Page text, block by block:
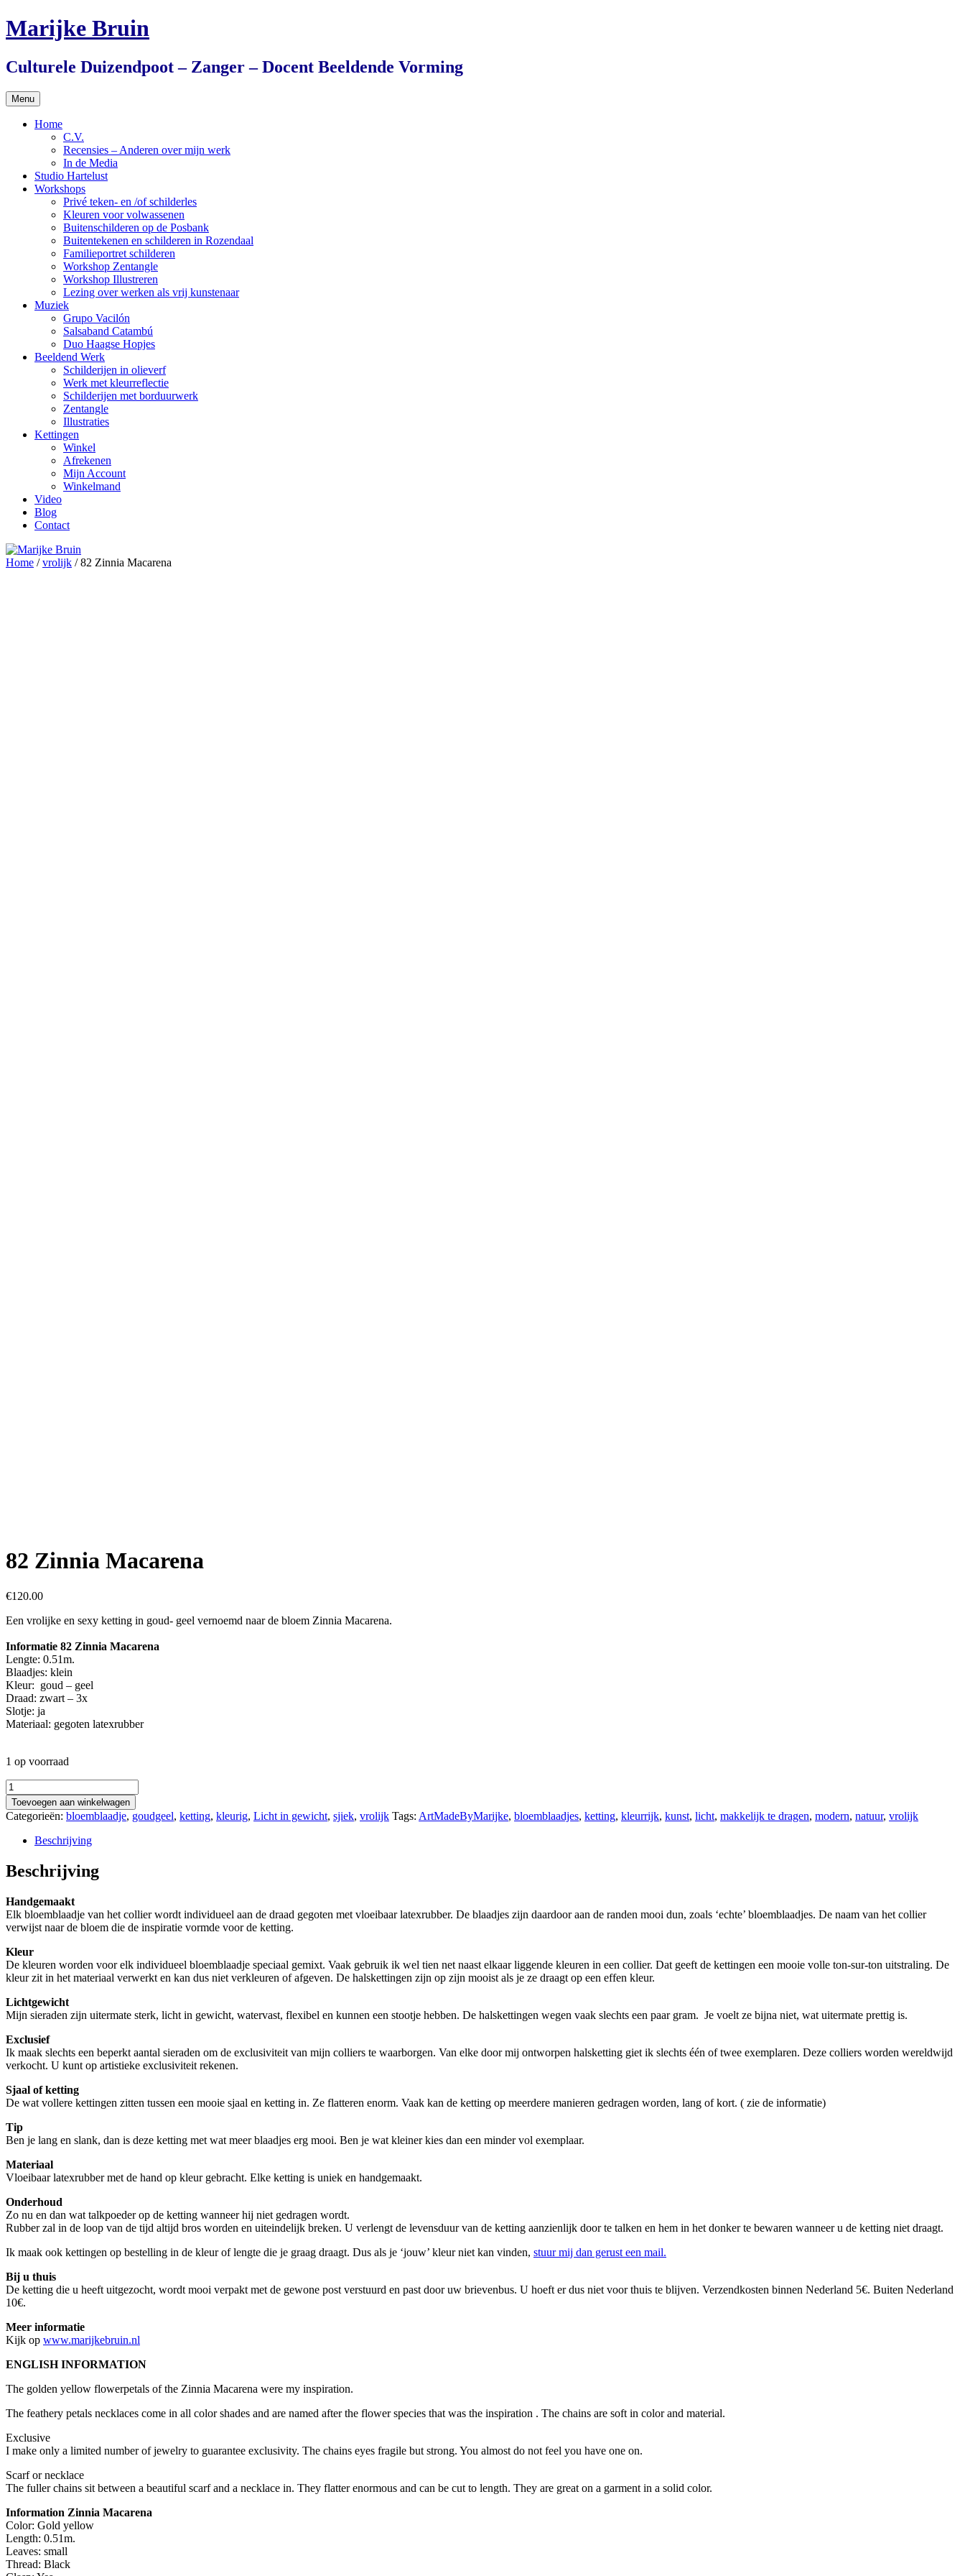
Ga
naar
inhoud
Marijke Bruin
Culturele Duizendpoot – Zanger – Docent Beeldende Vorming
Menu
Home
C.V.
Recensies – Anderen over mijn werk
In de Media
Studio Hartelust
Workshops
Privé teken- en /of schilderles
Kleuren voor volwassenen
Buitenschilderen op de Posbank
Buitentekenen en schilderen in Rozendaal
Familieportret schilderen
Workshop Zentangle
Workshop Illustreren
Lezing over werken als vrij kunstenaar
Muziek
Grupo Vacilón
Salsaband Catambú
Duo Haagse Hopjes
Beeldend Werk
Schilderijen in olieverf
Werk met kleurreflectie
Schilderijen met borduurwerk
Zentangle
Illustraties
Kettingen
Winkel
Afrekenen
Mijn Account
Winkelmand
Video
Blog
Contact
Home /vrolijk / 82 Zinnia Macarena
82 Zinnia Macarena
€120.00
Een vrolijke en sexy ketting in goud- geel vernoemd naar de bloem Zinnia Macarena.
Informatie 82 Zinnia Macarena
Lengte: 0.51m.
Blaadjes: klein
Kleur: goud – geel
Draad: zwart – 3x
Slotje: ja
Materiaal: gegoten latexrubber
1 op voorraad
82
Zinnia
Macarena
aantal
Toevoegen aan winkelwagen
Categorieën: bloemblaadje, goudgeel, ketting, kleurig, Licht in gewicht, sjiek, vrolijk Tags: ArtMadeByMarijke, bloemblaadjes, ketting, kleurrijk, kunst, licht, makkelijk te dragen, modern, natuur, vrolijk
Beschrijving
Beschrijving
Handgemaakt
Elk bloemblaadje van het collier wordt individueel aan de draad gegoten met vloeibaar latexrubber. De blaadjes zijn daardoor aan de randen mooi dun, zoals ‘echte’ bloemblaadjes. De naam van het collier
verwijst naar de bloem die de inspiratie vormde voor de ketting.
Kleur
De kleuren worden voor elk individueel bloemblaadje speciaal gemixt. Vaak gebruik ik wel tien net naast elkaar liggende kleuren in een collier. Dat geeft de kettingen een mooie volle ton-sur-ton uitstraling. De
kleur zit in het materiaal verwerkt en kan dus niet verkleuren of afgeven. De halskettingen zijn op zijn mooist als je ze draagt op een effen kleur.
Lichtgewicht
Mijn sieraden zijn uitermate sterk, licht in gewicht, watervast, flexibel en kunnen een stootje hebben. De halskettingen wegen vaak slechts een paar gram. Je voelt ze bijna niet, wat uitermate prettig is.
Exclusief
Ik maak slechts een beperkt aantal sieraden om de exclusiviteit van mijn colliers te waarborgen. Van elke door mij ontworpen halsketting giet ik slechts één of twee exemplaren. Deze colliers worden wereldwijd
verkocht. U kunt op artistieke exclusiviteit rekenen.
Sjaal of ketting
De wat vollere kettingen zitten tussen een mooie sjaal en ketting in. Ze flatteren enorm. Vaak kan de ketting op meerdere manieren gedragen worden, lang of kort. ( zie de informatie)
Tip
Ben je lang en slank, dan is deze ketting met wat meer blaadjes erg mooi. Ben je wat kleiner kies dan een minder vol exemplaar.
Materiaal
Vloeibaar latexrubber met de hand op kleur gebracht. Elke ketting is uniek en handgemaakt.
Onderhoud
Zo nu en dan wat talkpoeder op de ketting wanneer hij niet gedragen wordt.
Rubber zal in de loop van de tijd altijd bros worden en uiteindelijk breken. U verlengt de levensduur van de ketting aanzienlijk door te talken en hem in het donker te bewaren wanneer u de ketting niet draagt.
Ik maak ook kettingen op bestelling in de kleur of lengte die je graag draagt. Dus als je ‘jouw’ kleur niet kan vinden, stuur mij dan gerust een mail.
Bij u thuis
De ketting die u heeft uitgezocht, wordt mooi verpakt met de gewone post verstuurd en past door uw brievenbus. U hoeft er dus niet voor thuis te blijven. Verzendkosten binnen Nederland 5€. Buiten Nederland
10€.
Meer informatie
Kijk op www.marijkebruin.nl
ENGLISH INFORMATION
The golden yellow flowerpetals of the Zinnia Macarena were my inspiration.
The feathery petals necklaces come in all color shades and are named after the flower species that was the inspiration . The chains are soft in color and material.
Exclusive
I make only a limited number of jewelry to guarantee exclusivity. The chains eyes fragile but strong. You almost do not feel you have one on.
Scarf or necklace
The fuller chains sit between a beautiful scarf and a necklace in. They flatter enormous and can be cut to length. They are great on a garment in a solid color.
Information Zinnia Macarena
Color: Gold yellow
Length: 0.51m.
Leaves: small
Thread: Black